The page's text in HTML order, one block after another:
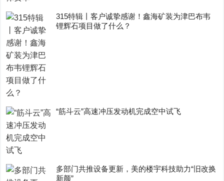
315特辑丨客户诚挚感谢！鑫海矿装为津巴布韦
锂辉石项目做了什么？
“筋斗云”高速冲压发动机完成空中试飞
多部门共推设备更新，美的楼宇科技助力“旧改换
新颜”